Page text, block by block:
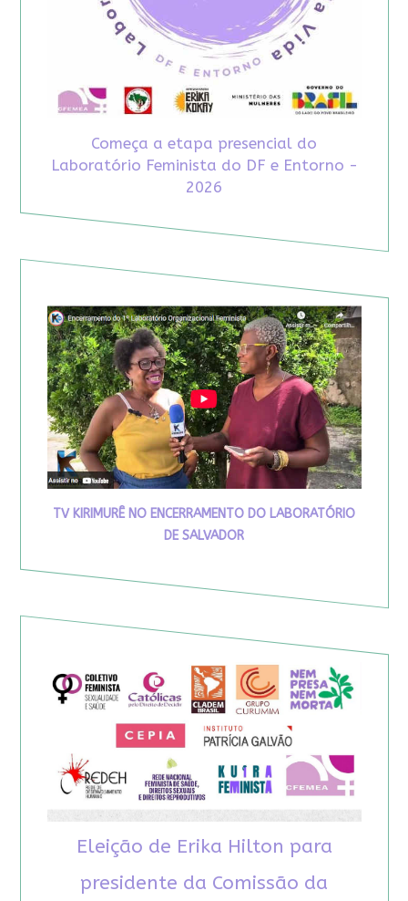
Começa a etapa presencial do
Laboratório Feminista do DF e Entorno -
2026
TV KIRIMURÊ NO ENCERRAMENTO DO LABORATÓRIO
DE SALVADOR
Eleição de Erika Hilton para
presidente da Comissão da